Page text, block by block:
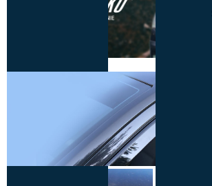
SZYBY PRZEDNIEJ